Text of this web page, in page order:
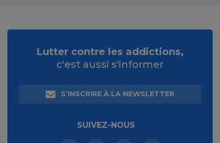
Lutter contre les addictions,
c'est aussi s'informer
S’INSCRIRE À LA NEWSLETTER
SUIVEZ-NOUS